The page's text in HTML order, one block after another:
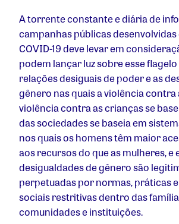
A torrente constante e diária de
campanhas públicas
COVID-19 deve levar em
podem lançar luz sobre esse
relações desiguais de poder e as
gênero nas quais a violência contra
violência contra as crianças se
das sociedades se baseia em
nos quais os homens têm maior
aos recursos do que as mulheres, e
desigualdades de gênero são
perpetuadas por normas, práticas
sociais restritivas dentro das
comunidades e instituições.